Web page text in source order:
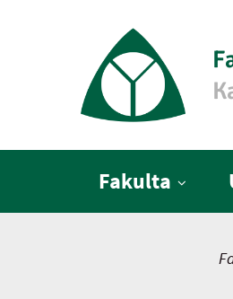
Fakulta